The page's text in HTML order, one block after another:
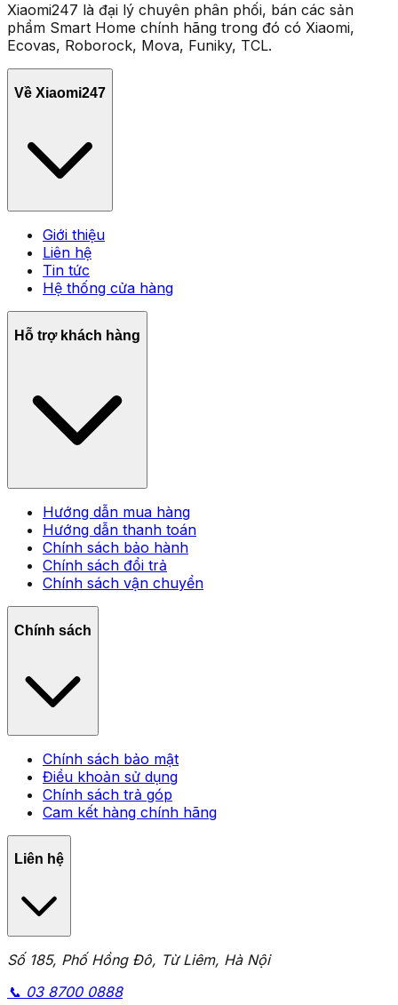
Xiaomi247 là đại lý chuyên phân phối, bán các sản
phẩm Smart Home chính hãng trong đó có Xiaomi,
Ecovas, Roborock, Mova, Funiky, TCL.
Về Xiaomi247
Giới thiệu
Liên hệ
Tin tức
Hệ thống cửa hàng
Hỗ trợ khách hàng
Hướng dẫn mua hàng
Hướng dẫn thanh toán
Chính sách bảo hành
Chính sách đổi trả
Chính sách vận chuyển
Chính sách
Chính sách bảo mật
Điều khoản sử dụng
Chính sách trả góp
Cam kết hàng chính hãng
Liên hệ
Số 185, Phố Hồng Đô, Từ Liêm, Hà Nội
📞 03 8700 0888